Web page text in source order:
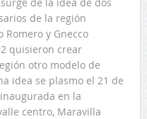
de la región
y Gnecco
quisieron crear
otro modelo de
idea se plasmo el 21 de
en la
centro, Maravilla